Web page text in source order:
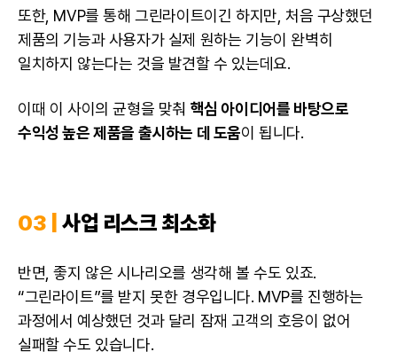
또한, MVP를 통해 그린라이트이긴 하지만, 처음 구상했던
제품의 기능과 사용자가 실제 원하는 기능이 완벽히
일치하지 않는다는 것을 발견할 수 있는데요.
이때 이 사이의 균형을 맞춰 핵심 아이디어를 바탕으로
수익성 높은 제품을 출시하는 데 도움이 됩니다.
03 | 사업 리스크 최소화
반면, 좋지 않은 시나리오를 생각해 볼 수도 있죠.
“그린라이트”를 받지 못한 경우입니다. MVP를 진행하는
과정에서 예상했던 것과 달리 잠재 고객의 호응이 없어
실패할 수도 있습니다.